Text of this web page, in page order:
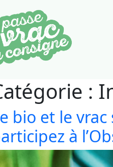
:
bio et le
à